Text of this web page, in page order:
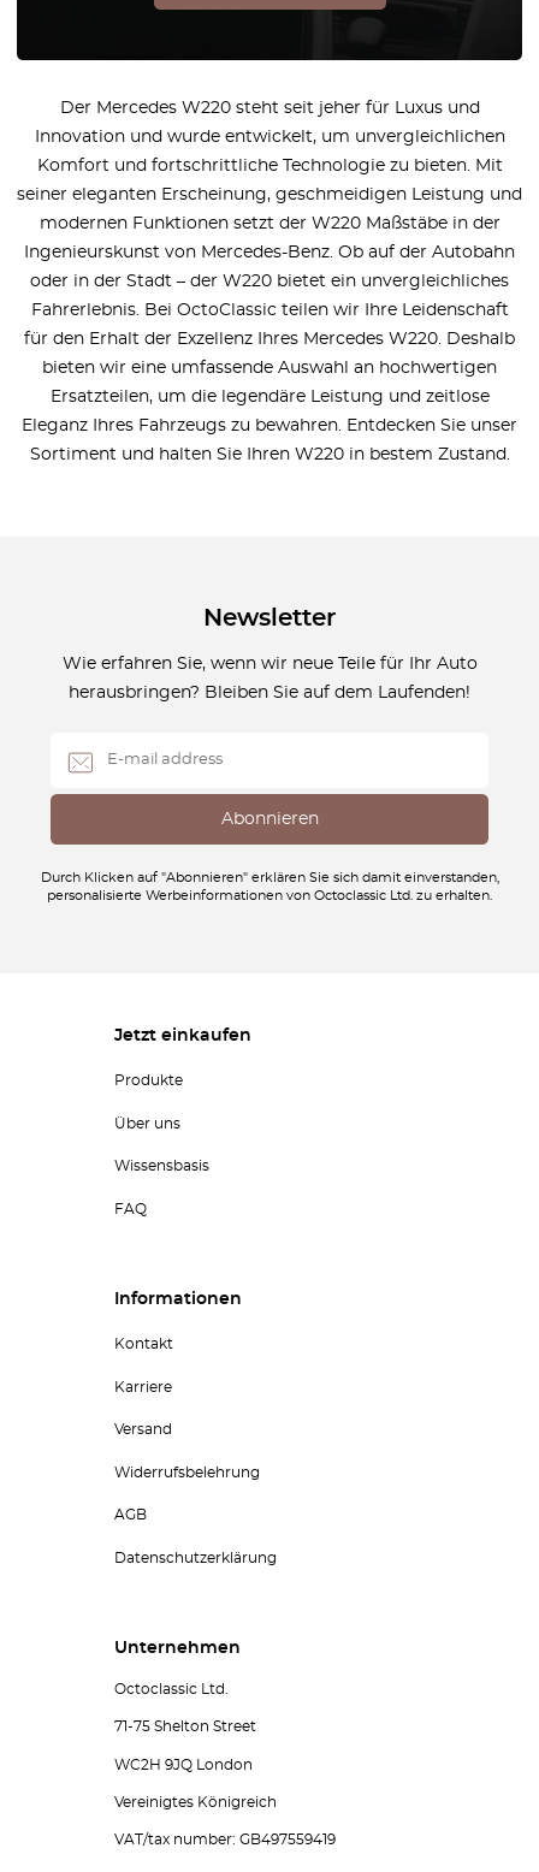
Der Mercedes W220 steht seit jeher für Luxus und
Innovation und wurde entwickelt, um unvergleichlichen
Komfort und fortschrittliche Technologie zu bieten. Mit
seiner eleganten Erscheinung, geschmeidigen Leistung und
modernen Funktionen setzt der W220 Maßstäbe in der
Ingenieurskunst von Mercedes-Benz. Ob auf der Autobahn
oder in der Stadt – der W220 bietet ein unvergleichliches
Fahrerlebnis. Bei OctoClassic teilen wir Ihre Leidenschaft
für den Erhalt der Exzellenz Ihres Mercedes W220. Deshalb
bieten wir eine umfassende Auswahl an hochwertigen
Ersatzteilen, um die legendäre Leistung und zeitlose
Eleganz Ihres Fahrzeugs zu bewahren. Entdecken Sie unser
Sortiment und halten Sie Ihren W220 in bestem Zustand.
Newsletter
Wie erfahren Sie, wenn wir neue Teile für Ihr Auto
herausbringen? Bleiben Sie auf dem Laufenden!
Durch Klicken auf "Abonnieren" erklären Sie sich damit einverstanden,
personalisierte Werbeinformationen von Octoclassic Ltd. zu erhalten.
Jetzt einkaufen
Produkte
Über uns
Wissensbasis
FAQ
Informationen
Kontakt
Karriere
Versand
Widerrufsbelehrung
AGB
Datenschutzerklärung
Unternehmen
Octoclassic Ltd.
71-75 Shelton Street
WC2H 9JQ London
Vereinigtes Königreich
VAT/tax number: GB497559419